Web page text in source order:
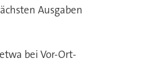
Ausgaben
bei Vor-Ort-